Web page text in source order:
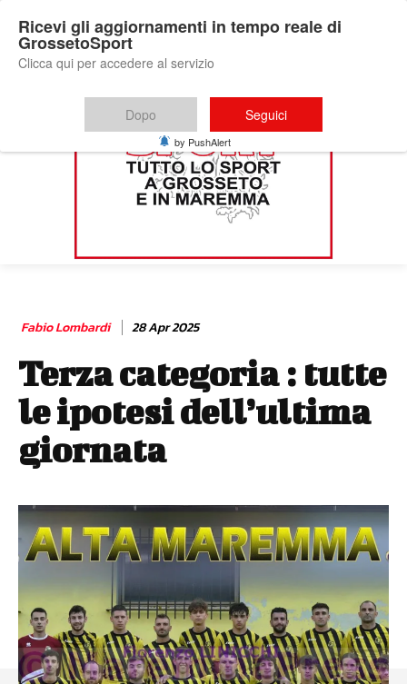
Fabio Lombardi 28 Apr 2025
Terza categoria : tutte
le ipotesi dell’ultima
giornata
Ricevi gli aggiornamenti in tempo reale di
GrossetoSport
Clicca qui per accedere al servizio
Dopo Seguici
by PushAlert